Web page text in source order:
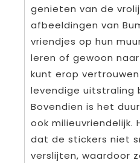
genieten van de
afbeeldingen van
vriendjes op hun
leren of gewoon
kunt erop
levendige uitstraling
Bovendien is het
ook milieuvriendelijk.
dat de stickers niet
verslijten, waardoor